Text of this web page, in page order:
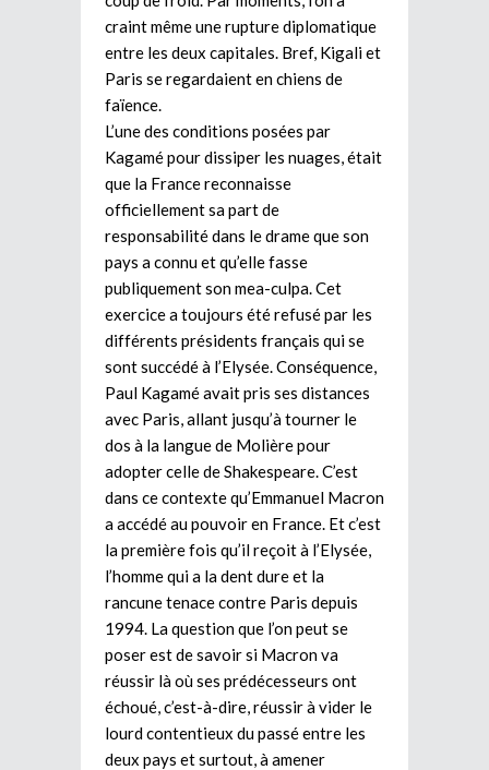
craint même une rupture diplomatique
entre les deux capitales. Bref, Kigali et
Paris se regardaient en chiens de
faïence.
L’une des conditions posées par
Kagamé pour dissiper les nuages, était
que la France reconnaisse
officiellement sa part de
responsabilité dans le drame que son
pays a connu et qu’elle fasse
publiquement son mea-culpa. Cet
exercice a toujours été refusé par les
différents présidents français qui se
sont succédé à l’Elysée. Conséquence,
Paul Kagamé avait pris ses distances
avec Paris, allant jusqu’à tourner le
dos à la langue de Molière pour
adopter celle de Shakespeare. C’est
dans ce contexte qu’Emmanuel Macron
a accédé au pouvoir en France. Et c’est
la première fois qu’il reçoit à l’Elysée,
l’homme qui a la dent dure et la
rancune tenace contre Paris depuis
1994. La question que l’on peut se
poser est de savoir si Macron va
réussir là où ses prédécesseurs ont
échoué, c’est-à-dire, réussir à vider le
lourd contentieux du passé entre les
deux pays et surtout, à amener